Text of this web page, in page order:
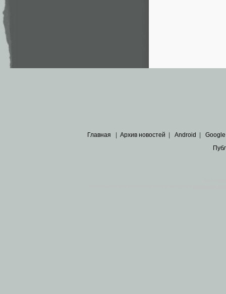
Главная Архив новостей Android Google